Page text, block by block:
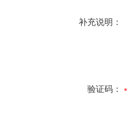
补充说明：
验证码：